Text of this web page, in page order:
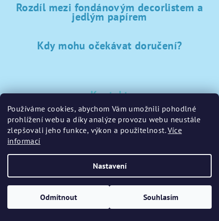
Používáme cookies, abychom Vám umožnili pohodlné
prohlížení webu a díky analýze provozu webu neustále
zlepšovali jeho funkce, výkon a použitelnost.Více
informací
Nastavení
Odmítnout Souhlasím
Rozdíl mezi fondánovým decorlistem a
jedlým papírem
Kdy mohu očekávat doručení?
Kontakt
sklad@sladke-potreby.cz
+420 797728283
Upravit nastavení cookies
Vytvořil Shoptet